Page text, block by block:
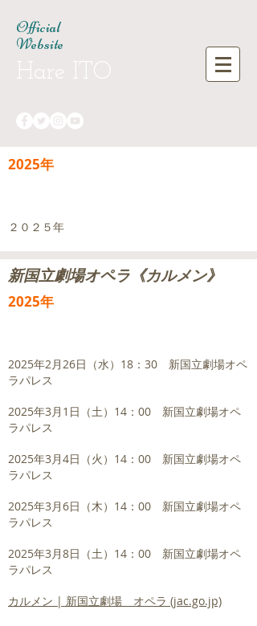
Official
Website
Hare ITO
2025年
２０２５年
​新国立劇場オペラ《カルメン》
2025年
2025年2月26日（水）18：30 新国立劇場オペ
ラパレス
2025年3月1日（土）14：00 新国立劇場オペ
ラパレス
2025年3月4日（火）14：00 新国立劇場オペ
ラパレス
2025年3月6日（木）14：00 新国立劇場オペ
ラパレス
2025年3月8日（土）14：00 新国立劇場オペ
ラパレス
カルメン | 新国立劇場 オペラ (jac.go.jp)